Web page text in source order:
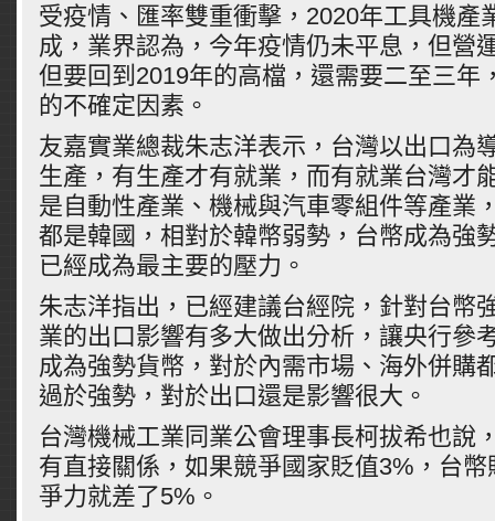
受疫情、匯率雙重衝擊，2020年工具機產
成，業界認為，今年疫情仍未平息，但營
但要回到2019年的高檔，還需要二至三年
的不確定因素。
友嘉實業總裁朱志洋表示，台灣以出口為
生產，有生產才有就業，而有就業台灣才
是自動性產業、機械與汽車零組件等產業
都是韓國，相對於韓幣弱勢，台幣成為強
已經成為最主要的壓力。
朱志洋指出，已經建議台經院，針對台幣
業的出口影響有多大做出分析，讓央行參
成為強勢貨幣，對於內需市場、海外併購
過於強勢，對於出口還是影響很大。
台灣機械工業同業公會理事長柯拔希也說
有直接關係，如果競爭國家貶值3%，台
爭力就差了5%。